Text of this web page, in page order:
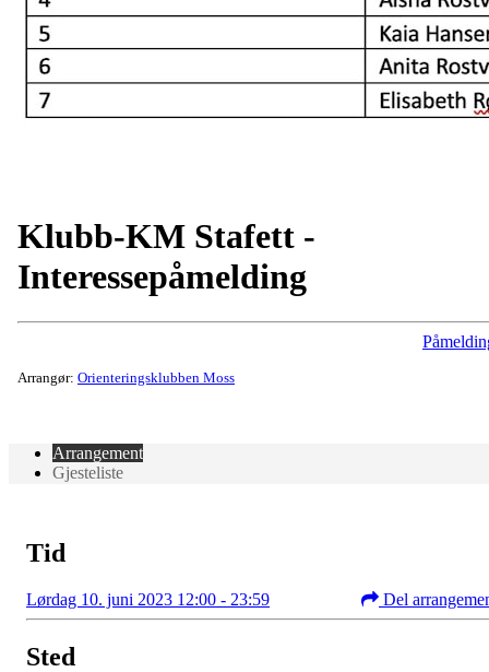
Klubb-KM Stafett -
Interessepåmelding
Arrangør: Orienteringsklubben Moss
Arrangement
Gjesteliste
Tid
Lørdag 10. juni 2023 12:00 - 23:59 Del
Sted